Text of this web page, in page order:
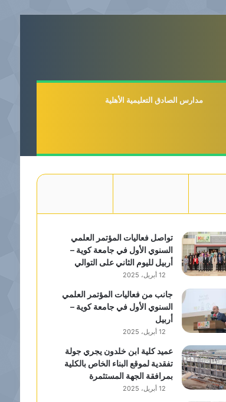
مدارس الصادق التعليمية الأهلية
تواصل فعاليات المؤتمر العلمي
السنوي الأول في جامعة كوية –
أربيل لليوم الثاني على التوالي
12 أبريل، 2025
جانب من فعاليات المؤتمر العلمي
السنوي الأول في جامعة كوية –
أربيل
12 أبريل، 2025
عميد كلية ابن خلدون يجري جولة
تفقدية لموقع البناء الخاص بالكلية
بمرافقة الجهة المستثمرة
12 أبريل، 2025